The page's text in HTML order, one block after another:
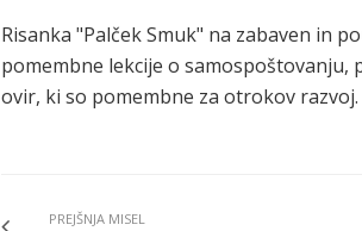
Risanka "Palček Smuk" na zabaven in
pomembne lekcije o
ovir, ki so pomembne za otrokov razvoj.
PREJŠNJA MISEL